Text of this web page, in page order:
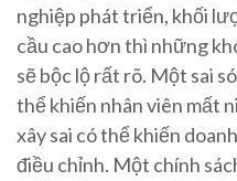
nghiệp phát triển, khối
cầu cao hơn thì những
sẽ bộc lộ rất rõ. Một sai
thể khiến nhân viên mất
xây sai có thể khiến
điều chỉnh. Một chính